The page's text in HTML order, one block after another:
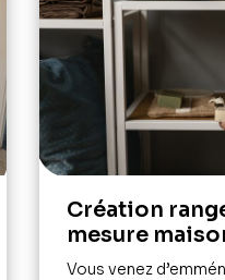
Création
mesure
Vous venez